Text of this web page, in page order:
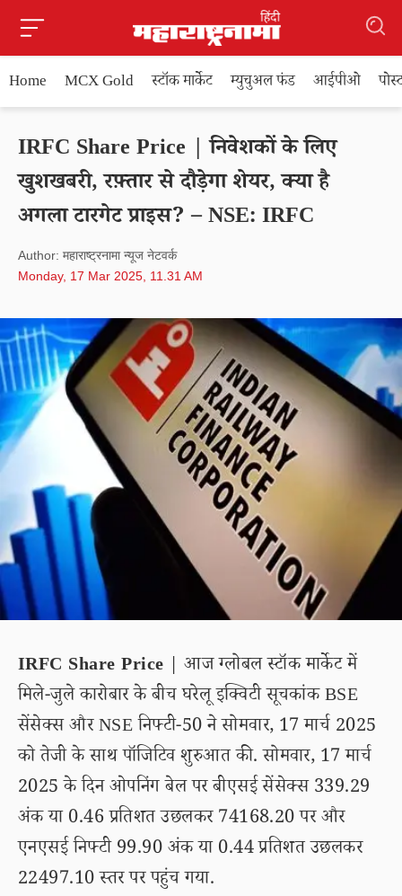
Home MCX Gold स्टॉक मार्केट म्युचुअल फंड आईपीओ
IRFC Share Price | निवेशकों के लिए
खुशखबरी, रफ़्तार से दौड़ेगा शेयर, क्या है
अगला टारगेट प्राइस? – NSE: IRFC
Author: महाराष्ट्रनामा न्यूज नेटवर्क
Monday, 17 Mar 2025, 11.31 AM
IRFC Share Price | आज ग्लोबल स्टॉक मार्केट में
मिले-जुले कारोबार के बीच घरेलू इक्विटी सूचकांक BSE
सेंसेक्स और NSE निफ्टी-50 ने सोमवार, 17 मार्च 2025
को तेजी के साथ पॉजिटिव शुरुआत की. सोमवार, 17 मार्च
2025 के दिन ओपनिंग बेल पर बीएसई सेंसेक्स 339.29
अंक या 0.46 प्रतिशत उछलकर 74168.20 पर और
एनएसई निफ्टी 99.90 अंक या 0.44 प्रतिशत उछलकर
22497.10 स्तर पर पहुंच गया.